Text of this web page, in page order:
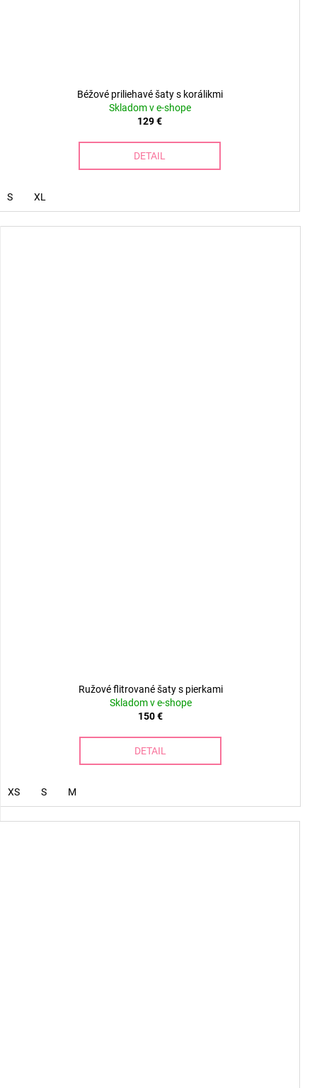
Béžové priliehavé šaty s korálikmi
Skladom v e-shope
129 €
DETAIL
S XL
Ružové flitrované šaty s pierkami
Skladom v e-shope
150 €
DETAIL
XS S M